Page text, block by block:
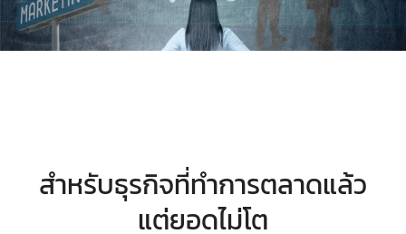
STUDIES
สำหรับธุรกิจที่ทำการตลาดแล้ว
แต่ยอดไม่โต